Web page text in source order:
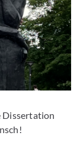
Dissertation